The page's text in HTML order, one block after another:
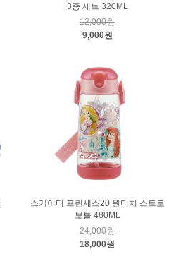
3종 세트 320ML
12,000원
9,000원
스케이터 프린세스20 원터치 스트로
보틀 480ML
24,000원
18,000원